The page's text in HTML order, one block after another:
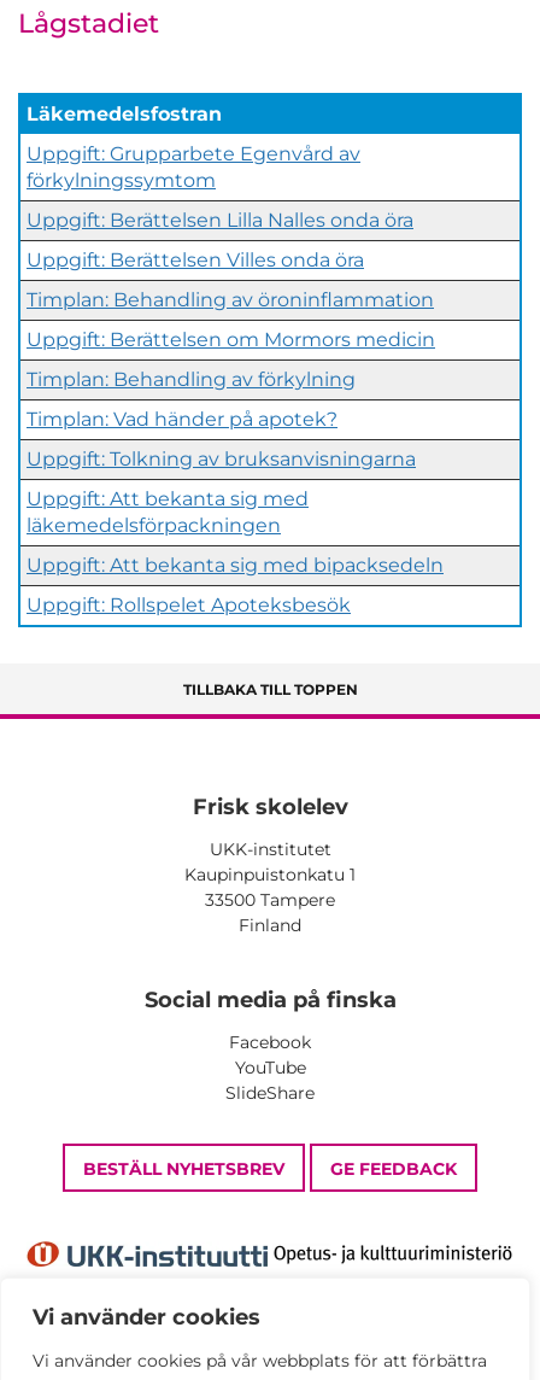
Vi använder cookies
Vi använder cookies på vår webbplats för att förbättra
Lågstadiet
Läkemedelsfostran
Uppgift: Grupparbete Egenvård av
förkylningssymtom
Uppgift: Berättelsen Lilla Nalles onda öra
Uppgift: Berättelsen Villes onda öra
Timplan: Behandling av öroninflammation
Uppgift: Berättelsen om Mormors medicin
Timplan: Behandling av förkylning
Timplan: Vad händer på apotek?
Uppgift: Tolkning av bruksanvisningarna
Uppgift: Att bekanta sig med
läkemedelsförpackningen
Uppgift: Att bekanta sig med bipacksedeln
Uppgift: Rollspelet Apoteksbesök
TILLBAKA TILL TOPPEN
Frisk skolelev
UKK-institutet
Kaupinpuistonkatu 1
33500 Tampere
Finland
Social media på finska
Facebook
YouTube
SlideShare
BESTÄLL NYHETSBREV GE FEEDBACK